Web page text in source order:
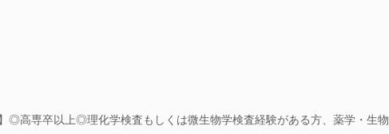
】◎高専卒以上◎理化学検査もしくは微生物学検査経験がある方、薬学・生物